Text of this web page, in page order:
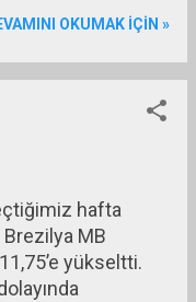
OKUMAK IÇIN »
hafta
Brezilya MB
yükseltti.